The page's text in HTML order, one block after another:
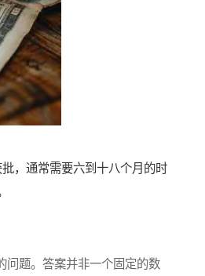
，通常需要六到十八个月的时
题。答案并非一个固定的数